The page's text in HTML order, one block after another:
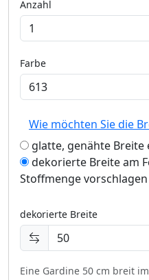
Anzahl
Farbe
Wie möchten Sie die
glatte, genähte Breite
dekorierte Breite am
Stoffmenge vorschlagen
dekorierte Breite
Eine Gardine 50 cm breit